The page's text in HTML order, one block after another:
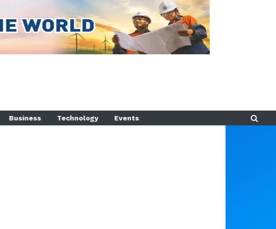
Business Technology Events